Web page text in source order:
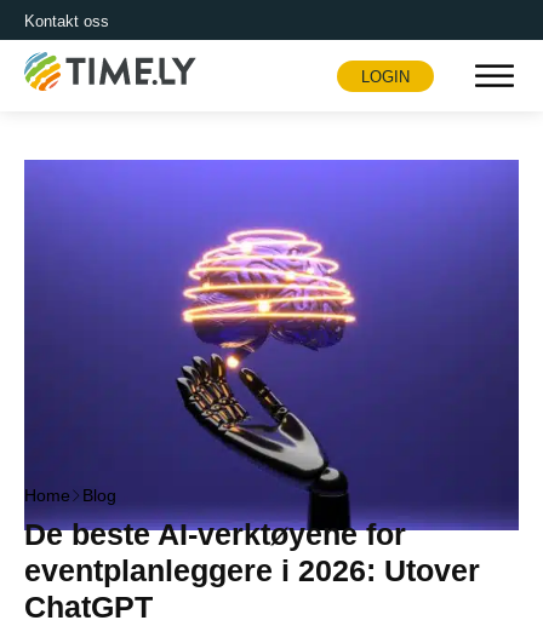
Kontakt oss
Timely
LOGIN
Home Blog
De beste AI-verktøyene for
eventplanleggere i 2026: Utover
ChatGPT